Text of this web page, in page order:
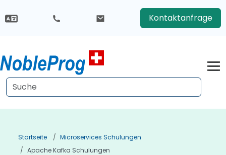
Kontaktanfrage
Startseite
Microservices Schulungen
Apache Kafka Schulungen